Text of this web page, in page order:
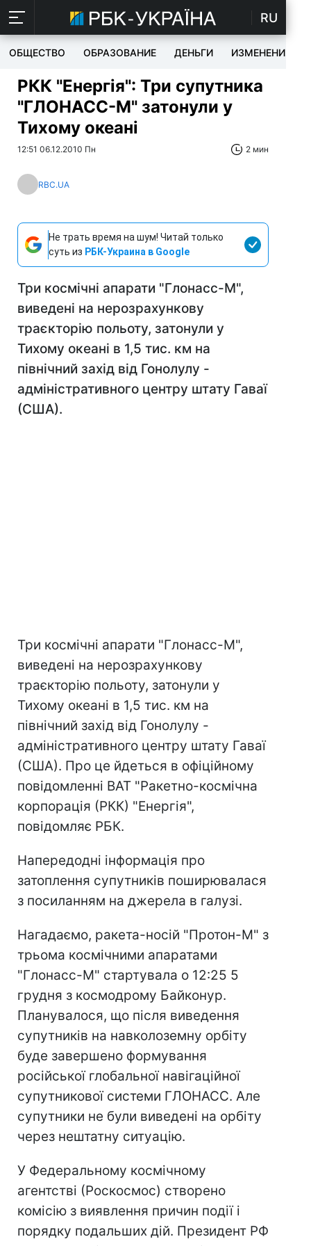
RU
ОБЩЕСТВО ОБРАЗОВАНИЕ ДЕНЬГИ ИЗМЕНЕНИЯ
РКК "Енергія": Три супутника
"ГЛОНАСС-М" затонули у
Тихому океані
12:51 06.12.2010 Пн 2 мин
RBC.UA
Не трать время на шум! Читай только
суть из РБК-Украина в Google
Три космічні апарати "Глонасс-М",
виведені на нерозрахункову
траєкторію польоту, затонули у
Тихому океані в 1,5 тис. км на
північний захід від Гонолулу -
адміністративного центру штату Гаваї
(США).
Три космічні апарати "Глонасс-М",
виведені на нерозрахункову
траєкторію польоту, затонули у
Тихому океані в 1,5 тис. км на
північний захід від Гонолулу -
адміністративного центру штату Гаваї
(США). Про це йдеться в офіційному
повідомленні ВАТ "Ракетно-космічна
корпорація (РКК) "Енергія",
повідомляє РБК.
Напередодні інформація про
затоплення супутників поширювалася
з посиланням на джерела в галузі.
Нагадаємо, ракета-носій "Протон-М" з
трьома космічними апаратами
"Глонасс-М" стартувала о 12:25 5
грудня з космодрому Байконур.
Планувалося, що після виведення
супутників на навколоземну орбіту
буде завершено формування
російської глобальної навігаційної
супутникової системи ГЛОНАСС. Але
супутники не були виведені на орбіту
через нештатну ситуацію.
У Федеральному космічному
агентстві (Роскосмос) створено
комісію з виявлення причин події і
порядку подальших дій. Президент РФ